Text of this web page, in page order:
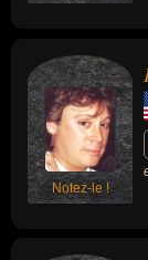
Notez-le !